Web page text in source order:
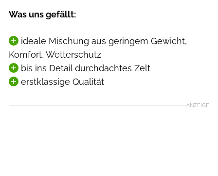
Was uns gefällt:
ideale Mischung aus geringem Gewicht,
Komfort, Wetterschutz
bis ins Detail durchdachtes Zelt
erstklassige Qualität
ANZEIGE